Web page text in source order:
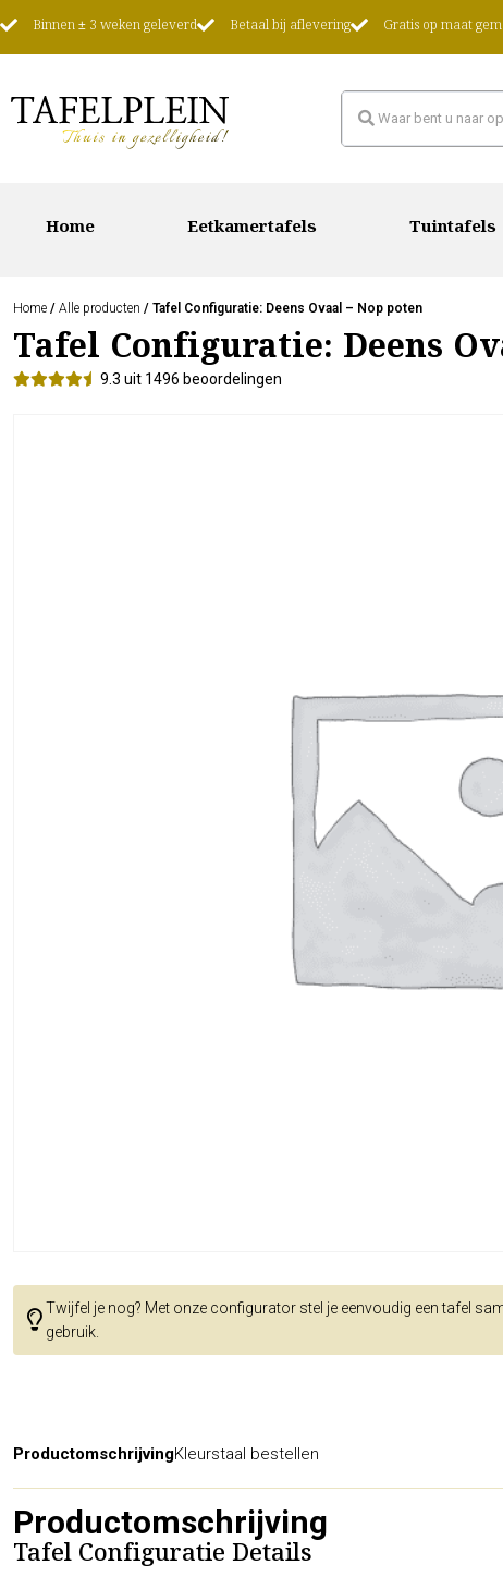
Binnen ± 3 weken geleverd Betaal bij aflevering Gratis op maat
Home Eetkamertafels Tuintafels
Home / Alle producten / Tafel Configuratie: Deens Ovaal – Nop poten
Tafel Configuratie: Deens
9.3 uit 1496 beoordelingen
Twijfel je nog? Met onze configurator stel je eenvoudig een tafel
gebruik.
ProductomschrijvingKleurstaal bestellen
Productomschrijving
Tafel Configuratie Details